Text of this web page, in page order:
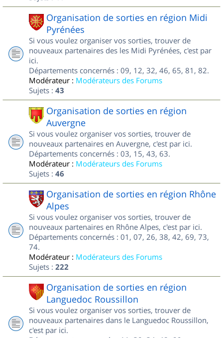
Organisation de sorties en région Midi
Pyrénées
Si vous voulez organiser vos sorties, trouver de
nouveaux partenaires des les Midi Pyrénées, c'est par
ici.
Départements concernés : 09, 12, 32, 46, 65, 81, 82.
Modérateur : Modérateurs des Forums
Sujets : 43
Organisation de sorties en région
Auvergne
Si vous voulez organiser vos sorties, trouver de
nouveaux partenaires en Auvergne, c'est par ici.
Départements concernés : 03, 15, 43, 63.
Modérateur : Modérateurs des Forums
Sujets : 46
Organisation de sorties en région Rhône
Alpes
Si vous voulez organiser vos sorties, trouver de
nouveaux partenaires en Rhône Alpes, c'est par ici.
Départements concernés : 01, 07, 26, 38, 42, 69, 73,
74.
Modérateur : Modérateurs des Forums
Sujets : 222
Organisation de sorties en région
Languedoc Roussillon
Si vous voulez organiser vos sorties, trouver de
nouveaux partenaires dans le Languedoc Roussillon,
c'est par ici.